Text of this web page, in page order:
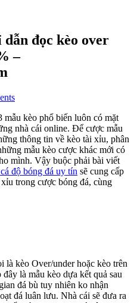
đọc kèo over
–
mẫu kèo phổ biến luôn có mặt
nhà cái online. Để cược mẫu
thông tin về kèo tài xỉu, phân
mẫu kèo cược khác mới có
mình. Vậy buộc phải bài viết
độ bóng đá uy tín sẽ cung cấp
trong cược bóng đá, cùng
là kèo Over/under hoặc kèo trên
là mẫu kèo dựa kết quả sau
đá bù tuy nhiên ko nhận
đá luân lưu. Nhà cái sẽ đưa ra